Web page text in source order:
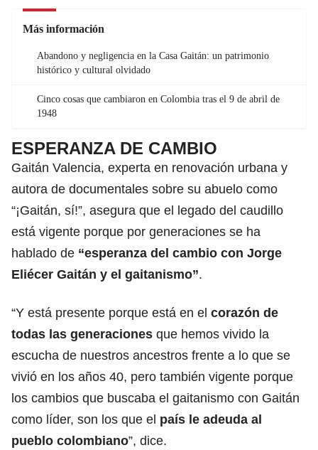
Más información
Abandono y negligencia en la Casa Gaitán: un patrimonio
histórico y cultural olvidado
Cinco cosas que cambiaron en Colombia tras el 9 de abril de
1948
ESPERANZA DE CAMBIO
Gaitán Valencia, experta en renovación urbana y
autora de documentales sobre su abuelo como
“¡Gaitán, sí!”, asegura que el legado del caudillo
está vigente porque por generaciones se ha
hablado de “esperanza del cambio con Jorge
Eliécer Gaitán y el gaitanismo”.
“Y está presente porque está en el corazón de
todas las generaciones que hemos vivido la
escucha de nuestros ancestros frente a lo que se
vivió en los años 40, pero también vigente porque
los cambios que buscaba el gaitanismo con Gaitán
como líder, son los que el país le adeuda al
pueblo colombiano”, dice.